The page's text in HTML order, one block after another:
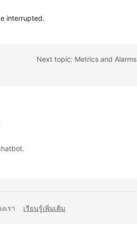
interrupted.
Next topic: Metrics and Alarms
เรา เรียนรู้เพิ่มเติม